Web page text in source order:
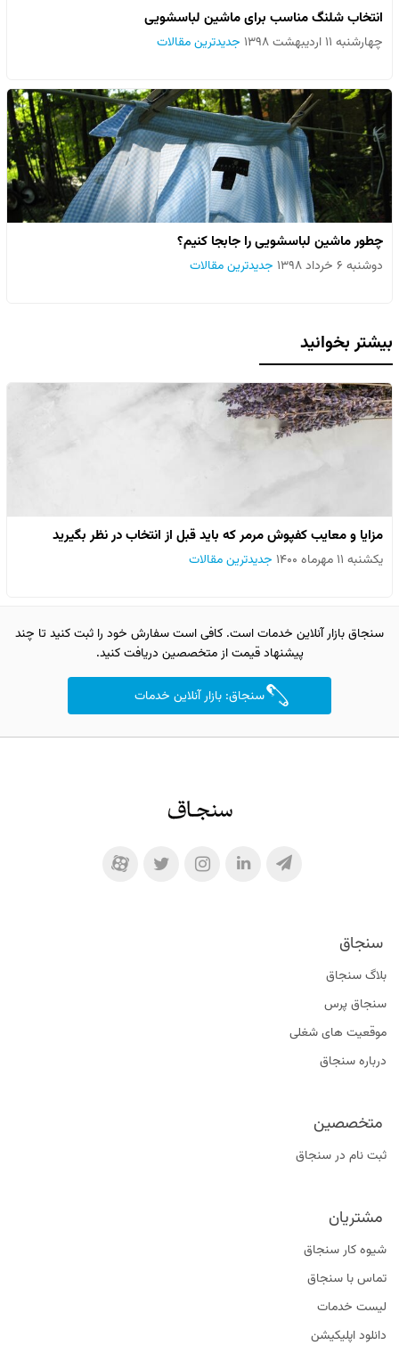
انتخاب شلنگ مناسب برای ماشین لباسشویی
چهارشنبه ۱۱ اردیبهشت ۱۳۹۸ جدیدترین مقالات
چطور ماشین لباسشویی را جابجا کنیم؟
دوشنبه ۶ خرداد ۱۳۹۸ جدیدترین مقالات
بیشتر بخوانید
مزایا و معایب کفپوش مرمر که باید قبل از انتخاب در نظر بگیرید
یکشنبه ۱۱ مهرماه ۱۴۰۰ جدیدترین مقالات
سنجاق بازار آنلاین خدمات است. کافی است سفارش خود را ثبت کنید تا چند
پیشنهاد قیمت از متخصصین دریافت کنید.
سنجاق: بازار آنلاین خدمات
سنجاق
بلاگ سنجاق
سنجاق پرس
موقعیت‌ های شغلی
درباره سنجاق
متخصصین
ثبت نام در سنجاق
مشتریان
شیوه کار سنجاق
تماس با سنجاق
لیست خدمات
دانلود اپلیکیشن